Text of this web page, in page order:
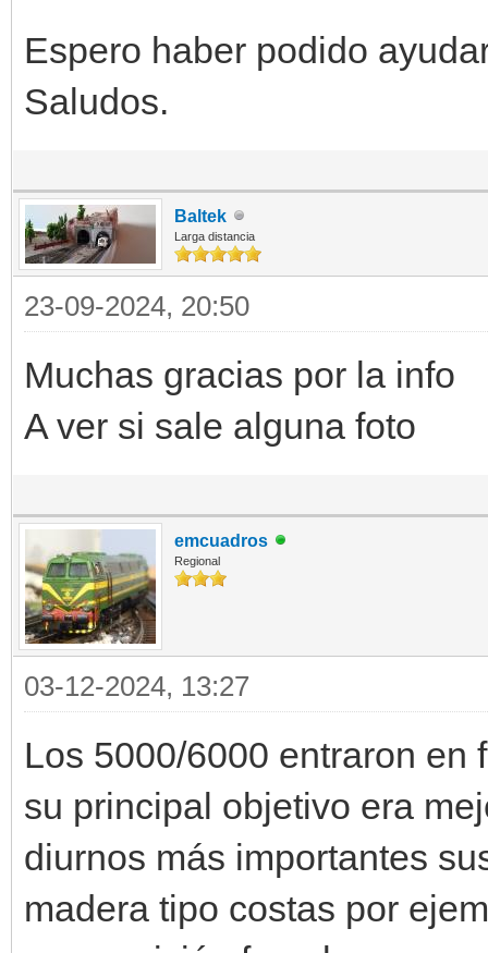
Espero haber podido
Saludos.
Baltek
Larga distancia
23-09-2024, 20:50
Muchas gracias por la info
A ver si sale alguna foto
emcuadros
Regional
03-12-2024, 13:27
Los 5000/6000 entraron en
su principal objetivo era
diurnos más importantes
madera tipo costas por